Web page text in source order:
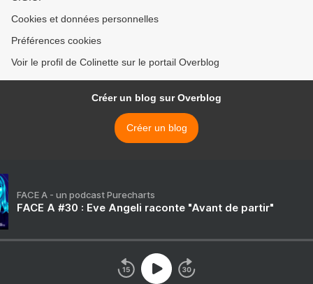
Cookies et données personnelles
Préférences cookies
Voir le profil de Colinette sur le portail Overblog
Créer un blog sur Overblog
Créer un blog
FACE A - un podcast Purecharts
FACE A #30 : Eve Angeli raconte "Avant de partir"